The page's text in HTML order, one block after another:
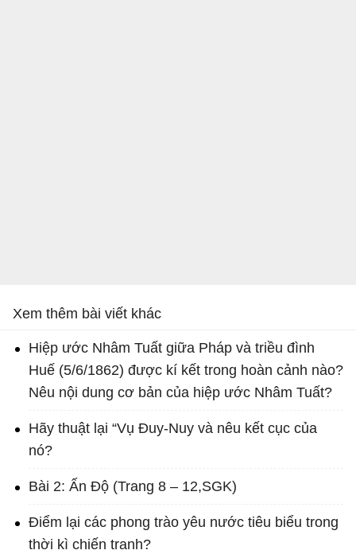
Xem thêm bài viết khác
Hiệp ước Nhâm Tuất giữa Pháp và triều đình
Huế (5/6/1862) được kí kết trong hoàn cảnh nào?
Nêu nội dung cơ bản của hiệp ước Nhâm Tuất?
Hãy thuật lại “Vụ Đuy-Nuy và nêu kết cục của
nó?
Bài 2: Ấn Độ (Trang 8 – 12,SGK)
Điểm lại các phong trào yêu nước tiêu biểu trong
thời kì chiến tranh?